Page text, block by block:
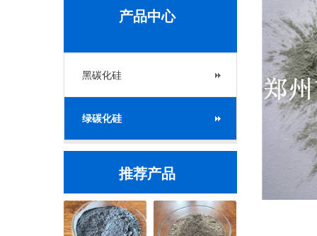
产品中心
黑碳化硅
绿碳化硅
推荐产品